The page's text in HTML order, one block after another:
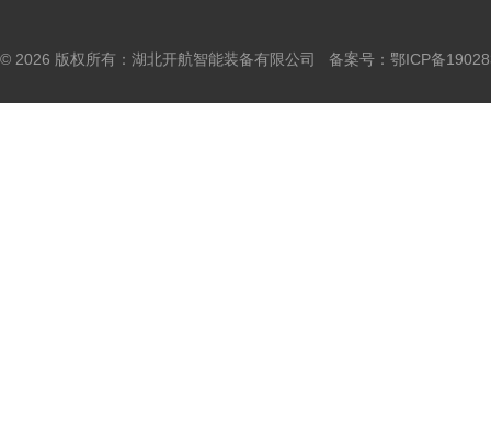
© 2026 版权所有：湖北开航智能装备有限公司 备案号： 鄂ICP备